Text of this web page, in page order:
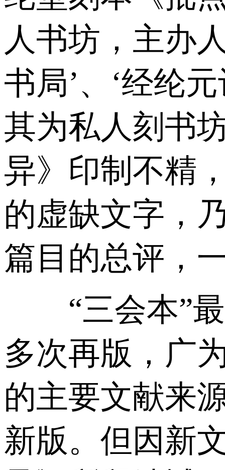
人书坊，主办
书局’、‘经纶
其为私人刻书
异》印制不精
的虚缺文字，
篇目的总评，
“三会本”最
多次再版，广
的主要文献来
新版。但因新